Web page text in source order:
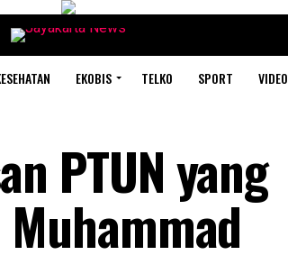
EKOBIS TELKO SPORT VIDEO
PTUN yang